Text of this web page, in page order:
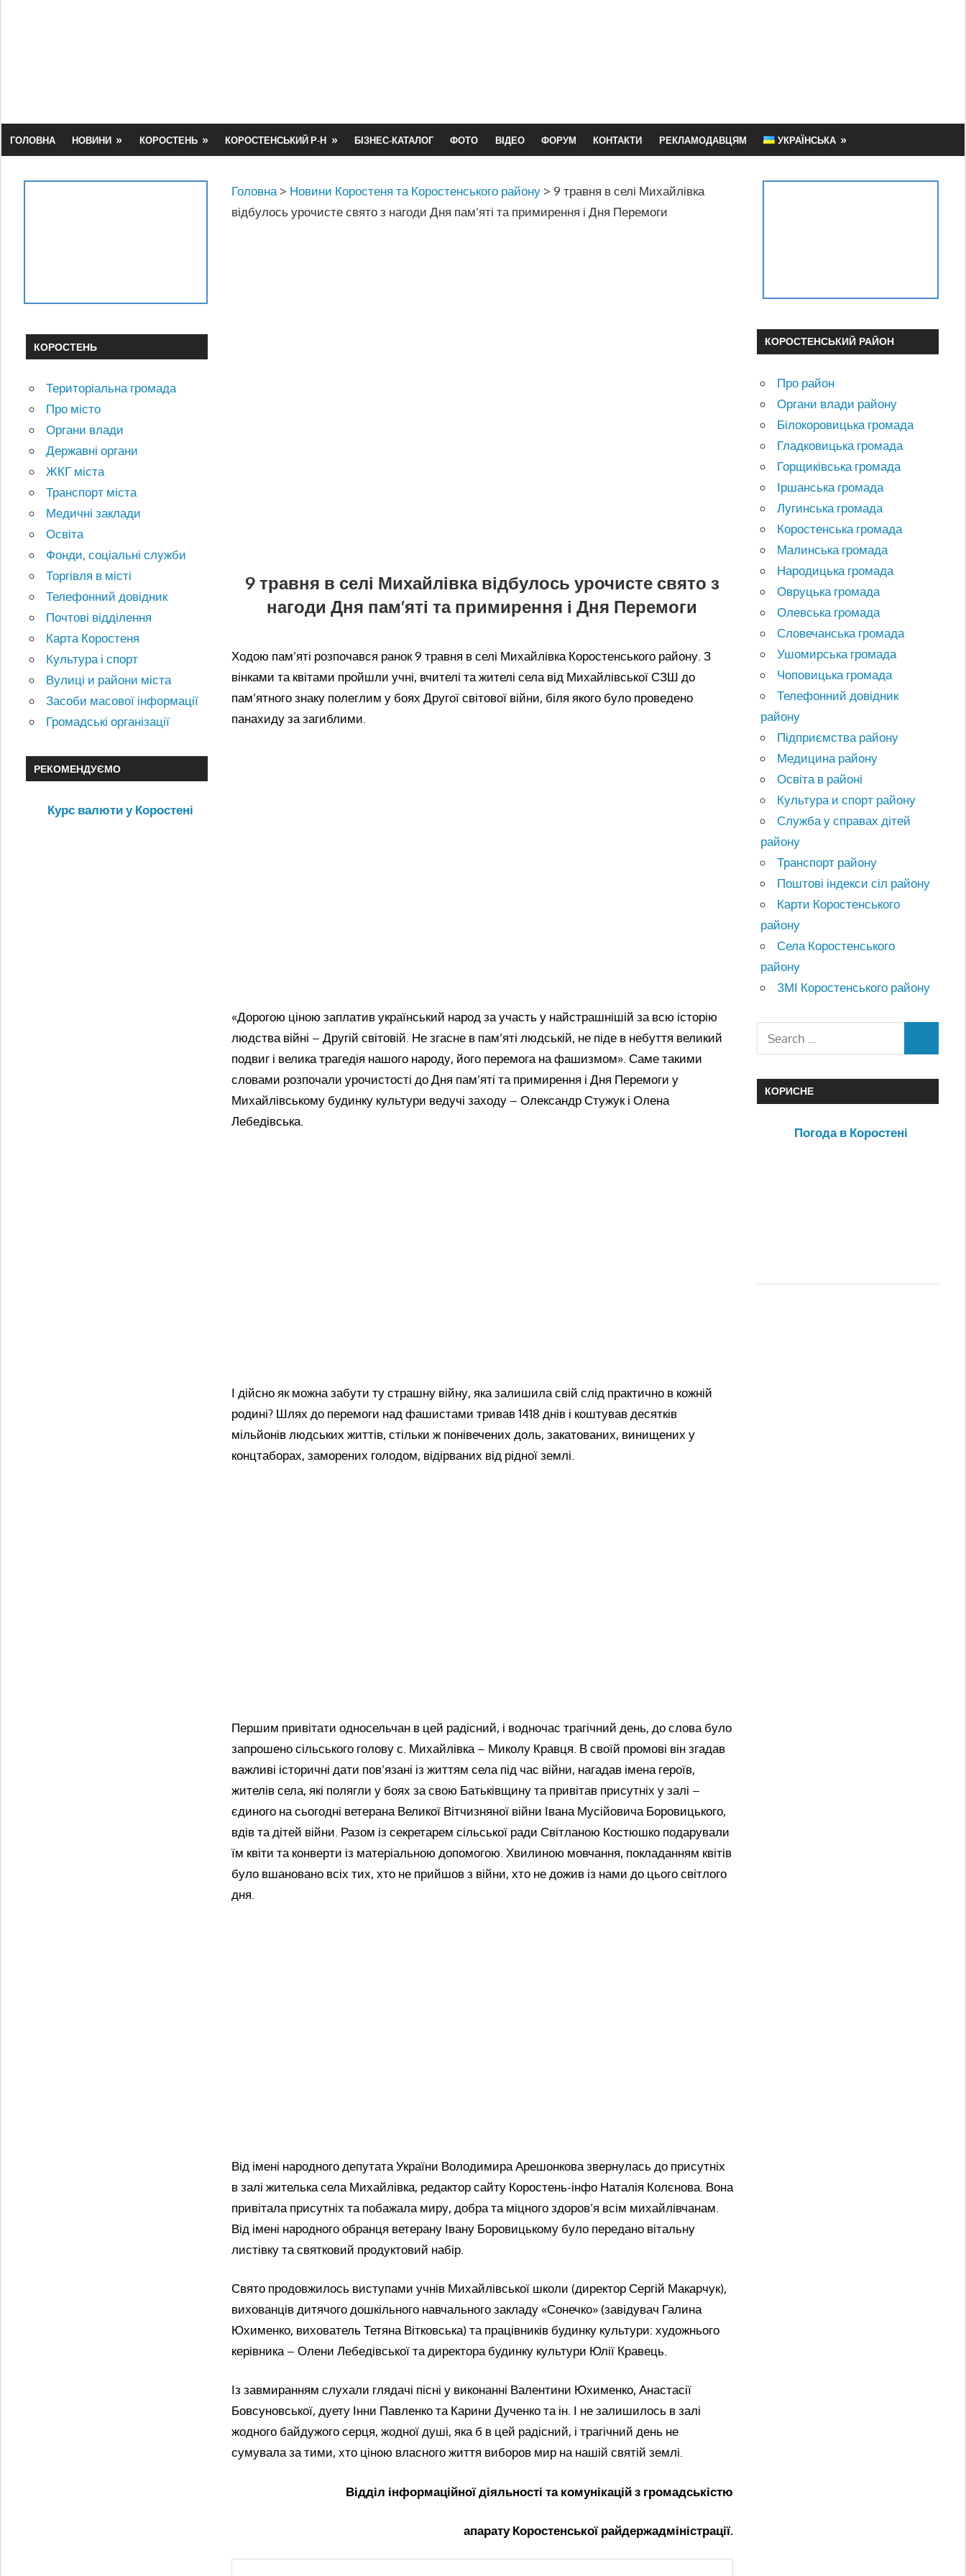
ГОЛОВНА НОВИНИ КОРОСТЕНЬ КОРОСТЕНСЬКИЙ Р-Н БІЗНЕС-КАТАЛОГ ФОТО ВІДЕО ФОРУМ КОНТАКТИ РЕКЛАМОДАВЦЯМ УКРАЇНСЬКА
Головна > Новини Коростеня та Коростенського району > 9 травня в селі Михайлівка
відбулось урочисте свято з нагоди Дня пам’яті та примирення і Дня Перемоги
9 травня в селі Михайлівка відбулось урочисте свято з
нагоди Дня пам’яті та примирення і Дня Перемоги
Ходою пам’яті розпочався ранок 9 травня в селі Михайлівка Коростенського району. З
вінками та квітами пройшли учні, вчителі та жителі села від Михайлівської СЗШ до
пам’ятного знаку полеглим у боях Другої світової війни, біля якого було проведено
панахиду за загиблими.
«Дорогою ціною заплатив український народ за участь у найстрашнішій за всю історію
людства війні – Другій світовій. Не згасне в пам’яті людській, не піде в небуття великий
подвиг і велика трагедія нашого народу, його перемога на фашизмом». Саме такими
словами розпочали урочистості до Дня пам’яті та примирення і Дня Перемоги у
Михайлівському будинку культури ведучі заходу – Олександр Стужук і Олена
Лебедівська.
І дійсно як можна забути ту страшну війну, яка залишила свій слід практично в кожній
родині? Шлях до перемоги над фашистами тривав 1418 днів і коштував десятків
мільйонів людських життів, стільки ж понівечених доль, закатованих, винищених у
концтаборах, заморених голодом, відірваних від рідної землі.
Першим привітати односельчан в цей радісний, і водночас трагічний день, до слова було
запрошено сільського голову с. Михайлівка – Миколу Кравця. В своїй промові він згадав
важливі історичні дати пов’язані із життям села під час війни, нагадав імена героїв,
жителів села, які полягли у боях за свою Батьківщину та привітав присутніх у залі –
єдиного на сьогодні ветерана Великої Вітчизняної війни Івана Мусійовича Боровицького,
вдів та дітей війни. Разом із секретарем сільської ради Світланою Костюшко подарували
їм квіти та конверти із матеріальною допомогою. Хвилиною мовчання, покладанням квітів
було вшановано всіх тих, хто не прийшов з війни, хто не дожив із нами до цього світлого
дня.
Від імені народного депутата України Володимира Арешонкова звернулась до присутніх
в залі жителька села Михайлівка, редактор сайту Коростень-інфо Наталія Колєнова. Вона
привітала присутніх та побажала миру, добра та міцного здоров’я всім михайлівчанам.
Від імені народного обранця ветерану Івану Боровицькому було передано вітальну
листівку та святковий продуктовий набір.
Свято продовжилось виступами учнів Михайлівської школи (директор Сергій Макарчук),
вихованців дитячого дошкільного навчального закладу «Сонечко» (завідувач Галина
Юхименко, вихователь Тетяна Вітковська) та працівників будинку культури: художнього
керівника – Олени Лебедівської та директора будинку культури Юлії Кравець.
Із завмиранням слухали глядачі пісні у виконанні Валентини Юхименко, Анастасії
Бовсуновської, дуету Інни Павленко та Карини Дученко та ін. І не залишилось в залі
жодного байдужого серця, жодної душі, яка б в цей радісний, і трагічний день не
сумувала за тими, хто ціною власного життя виборов мир на нашій святій землі.
Відділ інформаційної діяльності та комунікацій з громадськістю
апарату Коростенської райдержадміністрації.
КОРОСТЕНЬ
Територіальна громада
Про місто
Органи влади
Державні органи
ЖКГ міста
Транспорт міста
Медичні заклади
Освіта
Фонди, соціальні служби
Торгівля в місті
Телефонний довідник
Почтові відділення
Карта Коростеня
Культура і спорт
Вулиці и райони міста
Засоби масової інформації
Громадські організації
РЕКОМЕНДУЄМО
Курс валюти у Коростені
КОРОСТЕНСЬКИЙ РАЙОН
Про район
Органи влади району
Білокоровицька громада
Гладковицька громада
Горщиківська громада
Іршанська громада
Лугинська громада
Коростенська громада
Малинська громада
Народицька громада
Овруцька громада
Олевська громада
Словечанська громада
Ушомирська громада
Чоповицька громада
Телефонний довідник
району
Підприємства району
Медицина району
Освіта в районі
Культура и спорт району
Служба у справах дітей
району
Транспорт району
Поштові індекси сіл району
Карти Коростенського
району
Села Коростенського
району
ЗМІ Коростенського району
КОРИСНЕ
Погода в Коростені